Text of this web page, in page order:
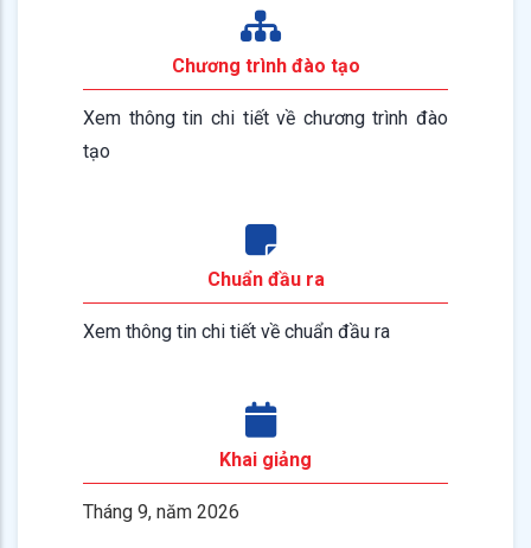
Chương trình đào tạo
Xem thông tin chi tiết về chương trình đào
tạo
Chuẩn đầu ra
Xem thông tin chi tiết về chuẩn đầu ra
Khai giảng
Tháng 9, năm 2026